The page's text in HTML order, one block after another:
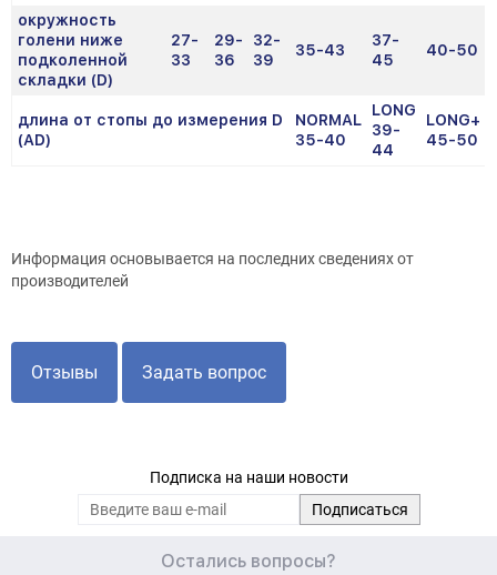
окружность
голени ниже
подколенной
складки (D)
27-
33
29-
36
32-
39
35-43
37-
45
40-50
длина от стопы до измерения D
(AD)
NORMAL
35-40
LONG
39-
44
LONG+
45-50
Информация основывается на последних сведениях от
производителей
Отзывы Задать вопрос
Подписка на наши новости
Остались вопросы?